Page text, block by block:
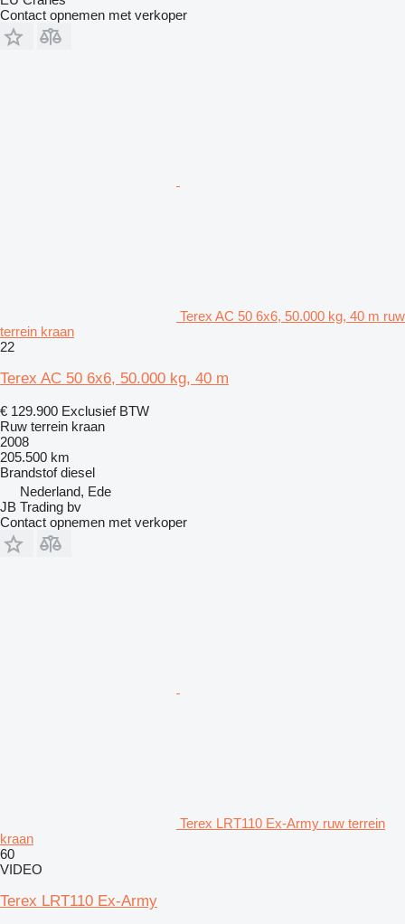
Contact opnemen met verkoper
Terex AC 50 6x6, 50.000 kg, 40 m ruw
terrein kraan
22
Terex AC 50 6x6, 50.000 kg, 40 m
€ 129.900 Exclusief BTW
Ruw terrein kraan
2008
205.500 km
Brandstof diesel
Nederland, Ede
JB Trading bv
Contact opnemen met verkoper
Terex LRT110 Ex-Army ruw terrein
kraan
60
VIDEO
Terex LRT110 Ex-Army